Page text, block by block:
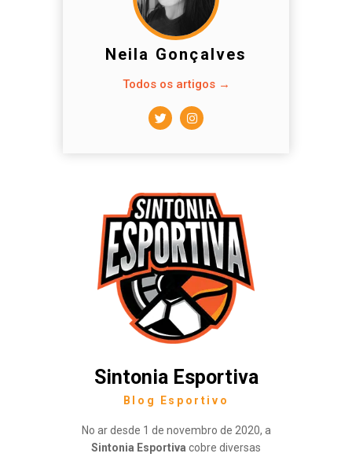
Neila Gonçalves
Todos os artigos →
Sintonia Esportiva
Blog Esportivo
No ar desde 1 de novembro de 2020, a
Sintonia Esportiva cobre diversas